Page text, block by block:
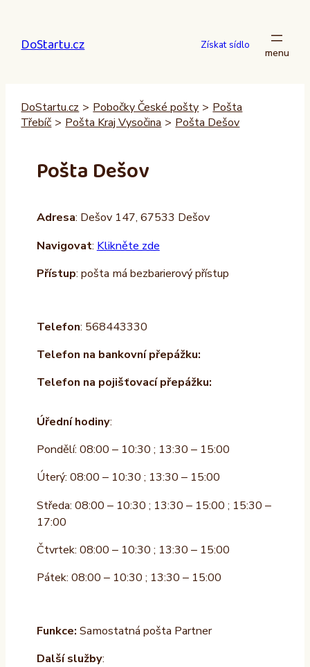
obsah
DoStartu.cz Získat sídlo
DoStartu.cz > Pobočky České pošty > Pošta
Třebíč > Pošta Kraj Vysočina > Pošta Dešov
Pošta Dešov
Adresa: Dešov 147, 67533 Dešov
Navigovat: Klikněte zde
Přístup: pošta má bezbarierový přístup
Telefon: 568443330
Telefon na bankovní přepážku:
Telefon na pojišťovací přepážku:
Úřední hodiny:
Pondělí: 08:00 – 10:30 ; 13:30 – 15:00
Úterý: 08:00 – 10:30 ; 13:30 – 15:00
Středa: 08:00 – 10:30 ; 13:30 – 15:00 ; 15:30 –
17:00
Čtvrtek: 08:00 – 10:30 ; 13:30 – 15:00
Pátek: 08:00 – 10:30 ; 13:30 – 15:00
Funkce: Samostatná pošta Partner
Další služby: